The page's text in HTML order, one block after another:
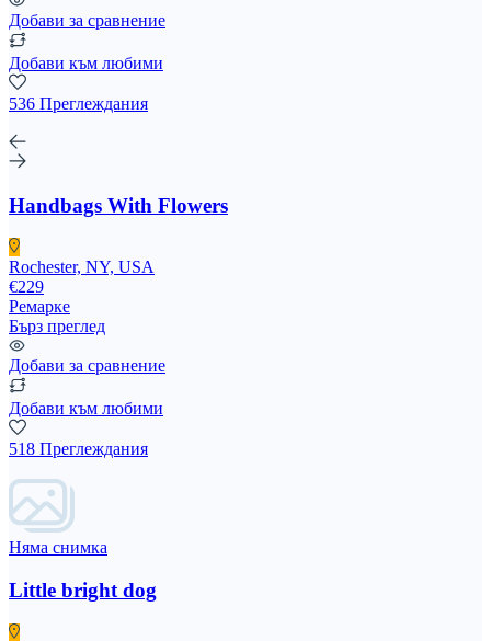
Добави за сравнение
Добави към любими
536 Преглеждания
Handbags With Flowers
Rochester, NY, USA
€229
Ремарке
Бърз преглед
Добави за сравнение
Добави към любими
518 Преглеждания
Няма снимка
Little bright dog